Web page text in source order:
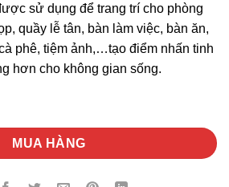
sử dụng để trang trí cho phòng
quầy lễ tân, bàn làm việc, bàn ăn,
phê, tiệm ảnh,…tạo điểm nhấn tinh
hơn cho không gian sống.
Tinh số lượng
MUA HÀNG